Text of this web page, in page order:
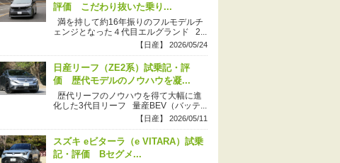
評価 こだわり抜いた乗り...
満を持して約16年振りのフルモデルチ
ェンジとなった４代目エルグランド 2...
【日産】 2026/05/24
日産リーフ（ZE2系）試乗記・評
価 歴代モデルのノウハウを凝...
歴代リーフのノウハウを得て大幅に進
化した3代目リーフ 量産BEV（バッテ...
【日産】 2026/05/11
スズキ eビターラ（e VITARA）試乗
記・評価 Bセグメ...